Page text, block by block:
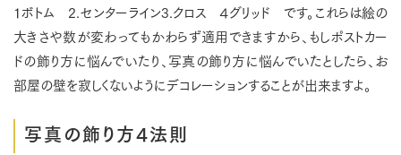
１ボトム 2.センターライン3.クロス ４グリッド です。これらは絵の
大きさや数が変わってもかわらず適用できますから、もしポストカー
ドの飾り方に悩んでいたり、写真の飾り方に悩んでいたとしたら、お
部屋の壁を寂しくないようにデコレーションすることが出来ますよ。
写真の飾り方4法則